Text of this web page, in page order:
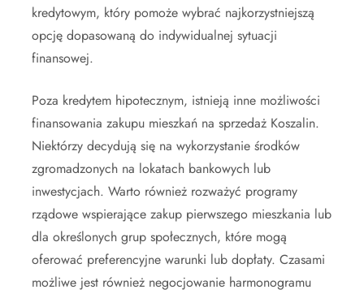
kredytowym, który pomoże wybrać najkorzystniejszą
opcję dopasowaną do indywidualnej sytuacji
finansowej.
Poza kredytem hipotecznym, istnieją inne możliwości
finansowania zakupu mieszkań na sprzedaż Koszalin.
Niektórzy decydują się na wykorzystanie środków
zgromadzonych na lokatach bankowych lub
inwestycjach. Warto również rozważyć programy
rządowe wspierające zakup pierwszego mieszkania lub
dla określonych grup społecznych, które mogą
oferować preferencyjne warunki lub dopłaty. Czasami
możliwe jest również negocjowanie harmonogramu